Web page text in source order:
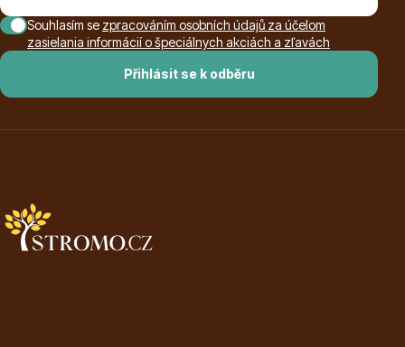
Popínavé rostliny
Přihlásit se k odběru
Souhlasím se zpracováním osobních údajů za účelom
zasielania informácií o špeciálnych akciách a zľavách